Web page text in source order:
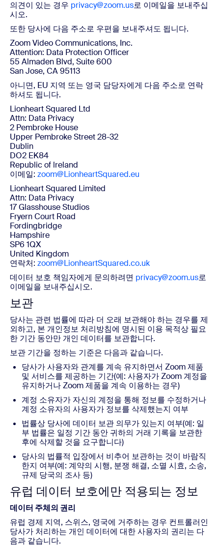
의견이 있는 경우 privacy@zoom.us로 이메일을 보내주십
시오.
또한 당사에 다음 주소로 우편을 보내주셔도 됩니다.
Zoom Video Communications, Inc.
Attention: Data Protection Officer
55 Almaden Blvd, Suite 600
San Jose, CA 95113
아니면, EU 지역 또는 영국 담당자에게 다음 주소로 연락
하셔도 됩니다.
Lionheart Squared Ltd
Attn: Data Privacy
2 Pembroke House
Upper Pembroke Street 28-32
Dublin
DO2 EK84
Republic of lreland
이메일: zoom@LionheartSquared.eu
Lionheart Squared Limited
Attn: Data Privacy
17 Glasshouse Studios
Fryern Court Road
Fordingbridge
Hampshire
SP6 1QX
United Kingdom
연락처: zoom@LionheartSquared.co.uk
데이터 보호 책임자에게 문의하려면 privacy@zoom.us로
이메일을 보내주십시오.
보관
당사는 관련 법률에 따라 더 오래 보관해야 하는 경우를 제
외하고, 본 개인정보 처리방침에 명시된 이용 목적상 필요
한 기간 동안만 개인 데이터를 보관합니다.
보관 기간을 정하는 기준은 다음과 같습니다.
당사가 사용자와 관계를 계속 유지하면서 Zoom 제품
및 서비스를 제공하는 기간(예: 사용자가 Zoom 계정을
유지하거나 Zoom 제품을 계속 이용하는 경우)
계정 소유자가 자신의 계정을 통해 정보를 수정하거나
계정 소유자의 사용자가 정보를 삭제했는지 여부
법률상 당사에 데이터 보관 의무가 있는지 여부(예: 일
부 법률은 일정 기간 동안 귀하의 거래 기록을 보관한
후에 삭제할 것을 요구합니다)
당사의 법률적 입장에서 비추어 보관하는 것이 바람직
한지 여부(예: 계약의 시행, 분쟁 해결, 소멸 시효, 소송,
규제 당국의 조사 등)
유럽 데이터 보호에만 적용되는 정보
데이터 주체의 권리
유럽 경제 지역, 스위스, 영국에 거주하는 경우 컨트롤러인
당사가 처리하는 개인 데이터에 대한 사용자의 권리는 다
음과 같습니다.